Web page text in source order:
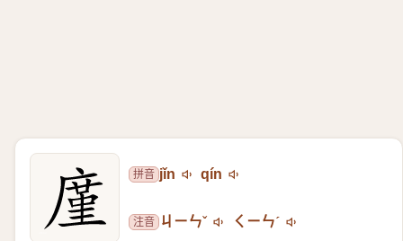
拼音 jǐn qín
注音 ㄐㄧㄣˇ ㄑㄧㄣˊ